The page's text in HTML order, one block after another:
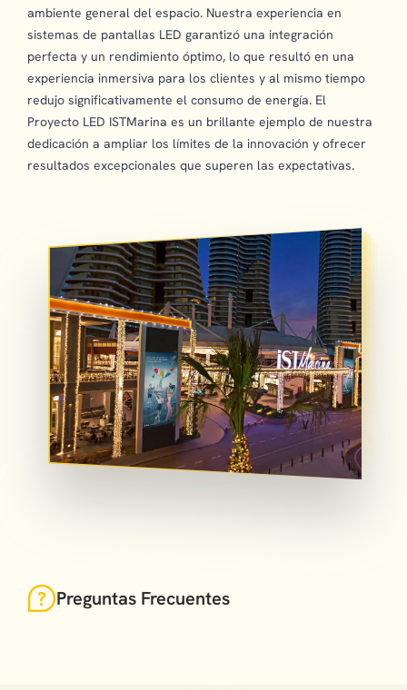
ambiente general del espacio. Nuestra experiencia en
sistemas de pantallas LED garantizó una integración
perfecta y un rendimiento óptimo, lo que resultó en una
experiencia inmersiva para los clientes y al mismo tiempo
redujo significativamente el consumo de energía. El
Proyecto LED ISTMarina es un brillante ejemplo de nuestra
dedicación a ampliar los límites de la innovación y ofrecer
resultados excepcionales que superen las expectativas.
Preguntas Frecuentes